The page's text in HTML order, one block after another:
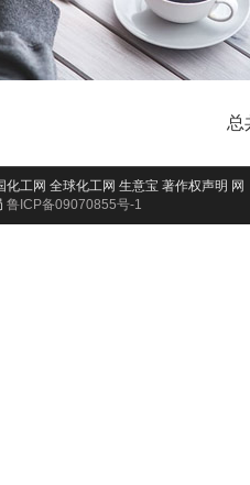
总
化工网 全球化工网 生意宝 著作权声明 网
鲁ICP备09070855号-1